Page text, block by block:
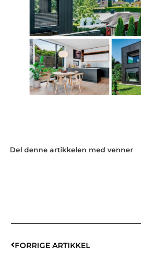
Del denne artikkelen med venner
FORRIGE ARTIKKEL